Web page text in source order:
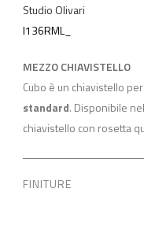
Studio Olivari
I136RML_
MEZZO CHIAVISTELLO
Cubo è un chiavistello
standard. Disponibile
chiavistello con rosetta
FINITURE